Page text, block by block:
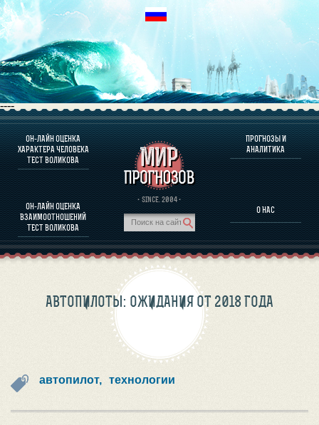
----
ОН-ЛАЙН ОЦЕНКА
ХАРАКТЕРА ЧЕЛОВЕКА
ТЕСТ ВОЛИКОВА
ОН-ЛАЙН ОЦЕНКА
ВЗАИМООТНОШЕНИЙ
ТЕСТ ВОЛИКОВА
· SINCE. 2004 ·
ПРОГНОЗЫ И
АНАЛИТИКА
О НАС
О ПРОГРАММЕ
ОЦЕНКА ХАРАКТЕРA ЧЕЛОВЕКА
ОЦЕНКА ХАРАКТЕРА ВЫДАЮЩИХСЯ ЛИЧНОСТЕЙ
О ПРОГРАММЕ
ПРОГНОЗЫ И АНАЛИТИКА
АВТОПИЛОТЫ: ОЖИДАНИЯ ОТ 2018 ГОДА
автопилот, технологии